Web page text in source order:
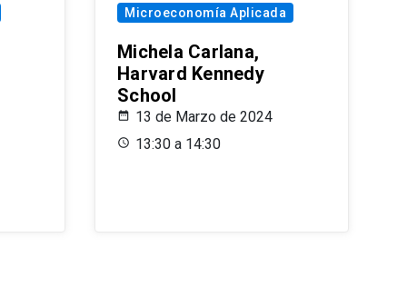
Microeconomía Aplicada
Michela Carlana,
Harvard Kennedy
School
13 de Marzo de 2024
13:30 a 14:30